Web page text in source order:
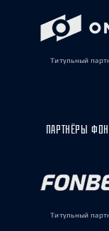
Титульный
ПАРТНЁРЫ
Титульный